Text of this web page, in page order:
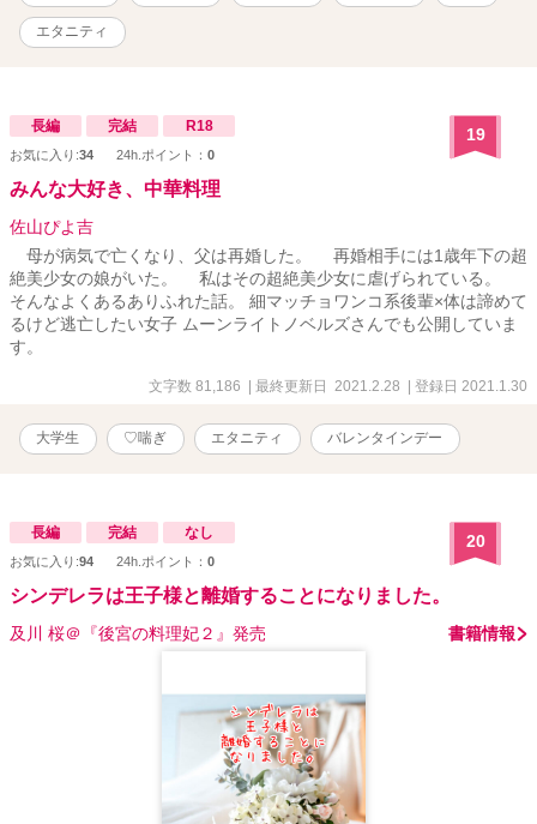
エタニティ
長編 完結 R18
お気に入り:34 24h.ポイント： 0
19
みんな大好き、中華料理
佐山ぴよ吉
母が病気で亡くなり、父は再婚した。 再婚相手には1歳年下の超
絶美少女の娘がいた。 私はその超絶美少女に虐げられている。
そんなよくあるありふれた話。 細マッチョワンコ系後輩×体は諦めて
るけど逃亡したい女子 ムーンライトノベルズさんでも公開していま
す。
文字数 81,186 | 最終更新日 2021.2.28 | 登録日 2021.1.30
大学生 ♡喘ぎ エタニティ バレンタインデー
長編 完結 なし
お気に入り:94 24h.ポイント： 0
20
シンデレラは王子様と離婚することになりました。
及川 桜＠『後宮の料理妃２』発売 書籍情報